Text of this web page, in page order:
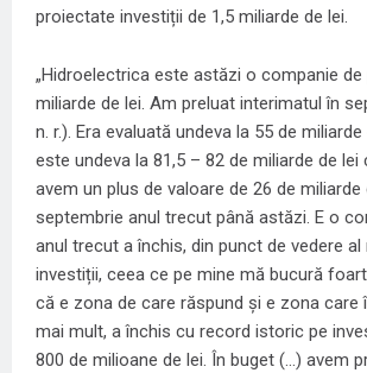
proiectate investiții de 1,5 miliarde de lei.
„Hidroelectrica este astăzi o companie de
miliarde de lei. Am preluat interimatul în
n. r.). Era evaluată undeva la 55 de
este undeva la 81,5 – 82 de miliarde de lei
avem un plus de valoare de 26 de miliarde
septembrie anul trecut până astăzi. E o
anul trecut a închis, din punct de vedere al
investiții, ceea ce pe mine mă bucură
că e zona de care răspund și e zona care
mai mult, a închis cu record istoric pe
800 de milioane de lei. În buget (…) avem